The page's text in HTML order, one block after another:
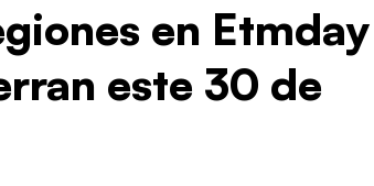
en Etmday
este 30 de